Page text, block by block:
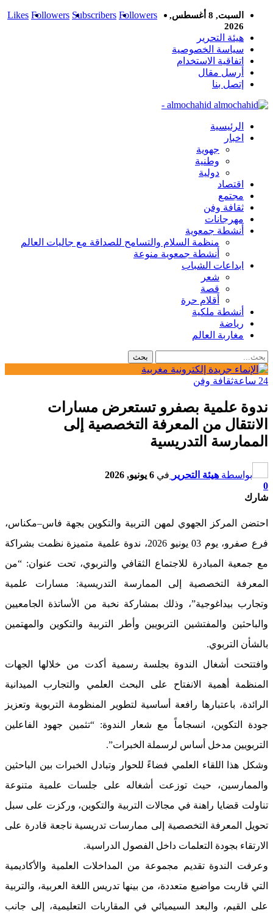
Likes Followers Subscribers Followers
السبت, 8 أغسطس,
2026
هيئة التحرير
سياسة الخصوصية
اتفاقية الاستخدام
أرسل مقال
إتصل بنا
almochahid -
الرئيسية
اخبار
جهوية
وطنية
دولية
اقتصاد
مجتمع
ثقافة وفن
مهرجانات
أنشطة جمعوية
منظمة السلام والتسامح للصداقة مع جاليات العالم
أنشطة جمعوية منوعة
ابداعات الشباب
شعر
قصة
أقلام حرة
أنشطة ملكية
رياضة
مغاربة العالم
24 ساعة ثقافة وفن
ندوة علمية بصفرو تستعرض مسارات
الانتقال من المعرفة التخصصية إلى
الممارسة التدريسية
بواسطة هيئة التحرير في 6 يونيو, 2026
0
شارك
احتضن المركز الجهوي لمهن التربية والتكوين بجهة فاس–مكناس،
فرع صفرو، يوم 03 يونيو 2026، ندوة علمية متميزة نظمت بشراكة
مع جمعية المبادرة للاجتماع الثقافي والتربوي، تحت عنوان: “من
المعرفة التخصصية إلى الممارسة التدريسية: مسارات علمية
وتجارب بيداغوجية”، وذلك بمشاركة نخبة من الأساتذة الجامعيين
والباحثين والمفتشين التربويين وأطر التربية والتكوين والمهتمين
بالشأن التربوي.
وافتتحت أشغال الندوة بجلسة رسمية أكدت من خلالها الجهات
المنظمة أهمية الانفتاح على البحث العلمي والتجارب الميدانية
الرائدة، باعتبارها رافعة أساسية لتطوير المنظومة التربوية وتعزيز
جودة التكوين، انسجاماً مع شعار الندوة: “تثمين جهود الفاعلين
التربويين مدخل أساس لرسملة الخبرات”.
وشكل هذا اللقاء العلمي فضاءً للحوار وتبادل الخبرات بين الباحثين
والممارسين، حيث توزعت أشغاله على جلسات علمية متنوعة
تناولت قضايا راهنة في مجالات التربية والتكوين، وركزت على سبل
تحويل المعرفة التخصصية إلى ممارسات تدريسية ناجعة قادرة على
الارتقاء بجودة التعلمات داخل الفصول الدراسية.
وعرفت الندوة تقديم مجموعة من المداخلات العلمية والأكاديمية
التي قاربت مواضيع متعددة، من بينها تدريس اللغة العربية، والتربية
على القيم، والبعد السيميائي في المقاربات التعليمية، إلى جانب